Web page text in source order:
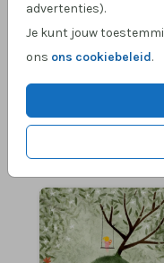
advertenties).
Je kunt jouw
ons ons cookiebeleid.